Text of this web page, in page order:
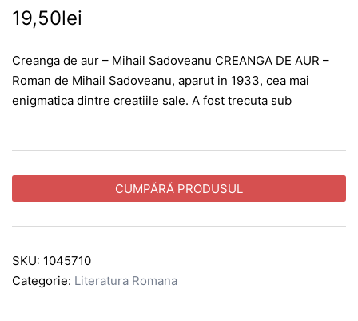
19,50lei
Creanga de aur – Mihail Sadoveanu CREANGA DE AUR –
Roman de Mihail Sadoveanu, aparut in 1933, cea mai
enigmatica dintre creatiile sale. A fost trecuta sub
CUMPĂRĂ PRODUSUL
SKU: 1045710
Categorie: Literatura Romana